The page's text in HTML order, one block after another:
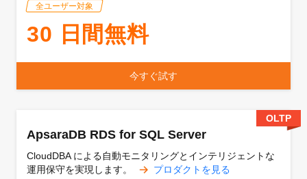
全ユーザー対象
30 日間無料
今すぐ試す
OLTP
ApsaraDB RDS for SQL Server
CloudDBA による自動モニタリングとインテリジェントな
運用保守を実現します。
プロダクトを見る